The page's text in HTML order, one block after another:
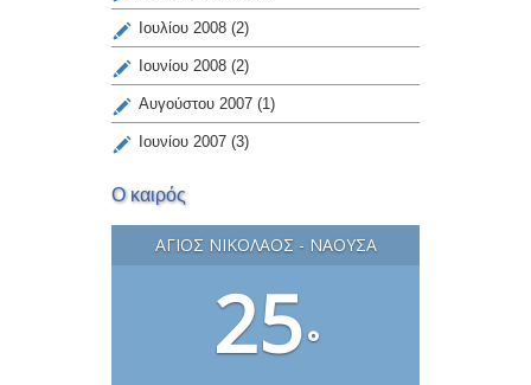
Ιουλίου 2008 (2)
Ιουνίου 2008 (2)
Αυγούστου 2007 (1)
Ιουνίου 2007 (3)
Ο καιρός
ΆΓΙΟΣ ΝΙΚΌΛΑΟΣ - ΝΆΟΥΣΑ
25°